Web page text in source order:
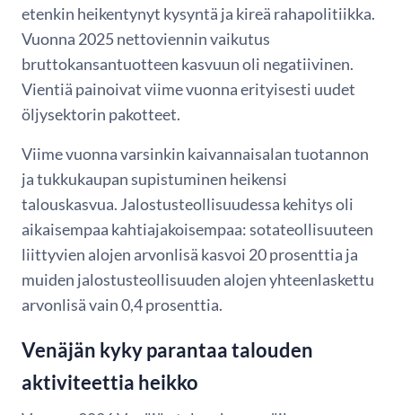
etenkin heikentynyt kysyntä ja kireä rahapolitiikka.
Vuonna 2025 nettoviennin vaikutus
bruttokansantuotteen kasvuun oli negatiivinen.
Vientiä painoivat viime vuonna erityisesti uudet
öljysektorin pakotteet.
Viime vuonna varsinkin kaivannaisalan tuotannon
ja tukkukaupan supistuminen heikensi
talouskasvua. Jalostusteollisuudessa kehitys oli
aikaisempaa kahtiajakoisempaa: sotateollisuuteen
liittyvien alojen arvonlisä kasvoi 20 prosenttia ja
muiden jalostusteollisuuden alojen yhteenlaskettu
arvonlisä vain 0,4 prosenttia.
Venäjän kyky parantaa talouden
aktiviteettia heikko